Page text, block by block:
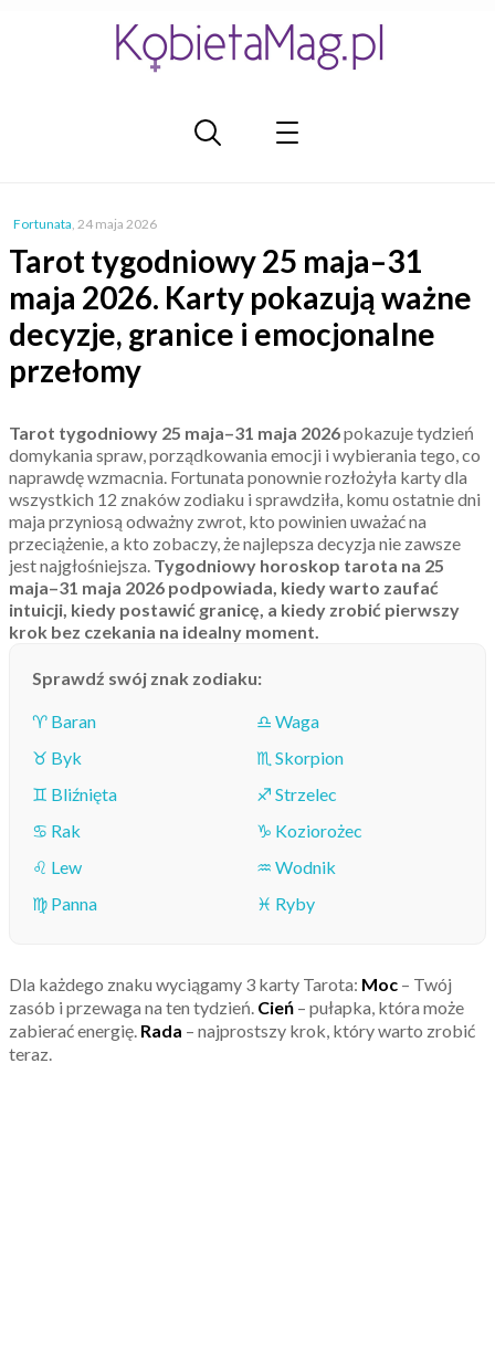
Fortunata, 24 maja 2026
Tarot tygodniowy 25 maja–31
maja 2026. Karty pokazują ważne
decyzje, granice i emocjonalne
przełomy
Tarot tygodniowy 25 maja–31 maja 2026pokazuje tydzień
domykania spraw, porządkowania emocji i wybierania tego, co
naprawdę wzmacnia. Fortunata ponownie rozłożyła karty dla
wszystkich 12 znaków zodiaku i sprawdziła, komu ostatnie dni
maja przyniosą odważny zwrot, kto powinien uważać na
przeciążenie, a kto zobaczy, że najlepsza decyzja nie zawsze
jest najgłośniejsza. Tygodniowy horoskop tarota na 25
maja–31 maja 2026 podpowiada, kiedy warto zaufać
intuicji, kiedy postawić granicę, a kiedy zrobić pierwszy
krok bez czekania na idealny moment.
Sprawdź swój znak zodiaku:
♈ Baran
♉ Byk
♊ Bliźnięta
♋ Rak
♌ Lew
♍ Panna
♎ Waga
♏ Skorpion
♐ Strzelec
♑ Koziorożec
♒ Wodnik
♓ Ryby
Dla każdego znaku wyciągamy 3 karty Tarota: Moc – Twój
zasób i przewaga na ten tydzień. Cień – pułapka, która może
zabierać energię. Rada – najprostszy krok, który warto zrobić
teraz.